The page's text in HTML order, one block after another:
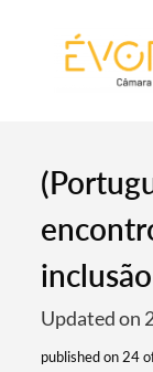
Updated on
published on 24